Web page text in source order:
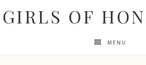
GIRLS OF
MENU